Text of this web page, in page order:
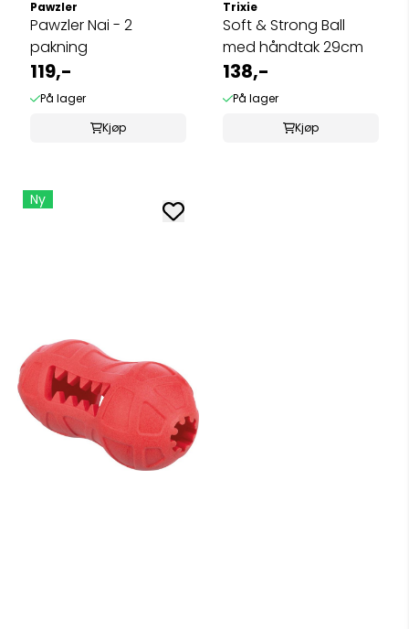
Pawzler
Pawzler Nai - 2
pakning
119,-
På lager
Kjøp
Trixie
Soft & Strong Ball
med håndtak 29cm
138,-
På lager
Kjøp
Ny